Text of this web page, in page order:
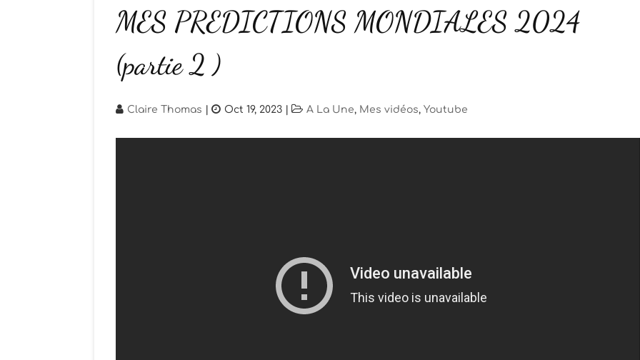
MES PREDICTIONS MONDIALES 2024
(partie 2 )
Claire Thomas Oct 19, 2023 A La Une, Mes vidéos, Youtube